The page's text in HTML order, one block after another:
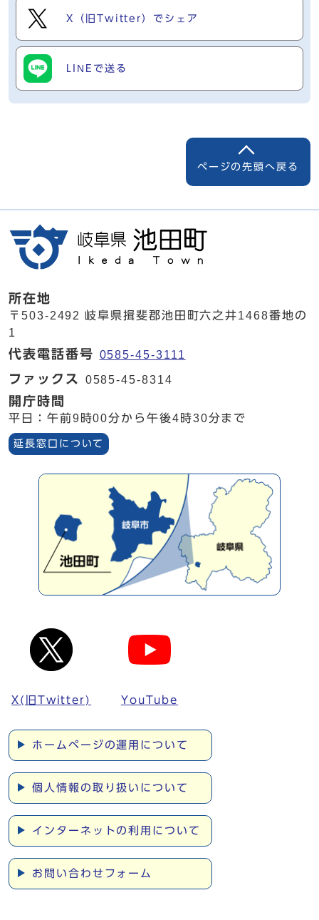
X（旧Twitter）でシェア
LINEで送る
ページの先頭へ戻る
所在地
〒503-2492 岐阜県揖斐郡池田町六之井1468番地の
1
代表電話番号 0585-45-3111
ファックス 0585-45-8314
開庁時間
平日：午前9時00分から午後4時30分まで
延長窓口について
X(旧Twitter) YouTube
ホームページの運用について
個人情報の取り扱いについて
インターネットの利用について
お問い合わせフォーム